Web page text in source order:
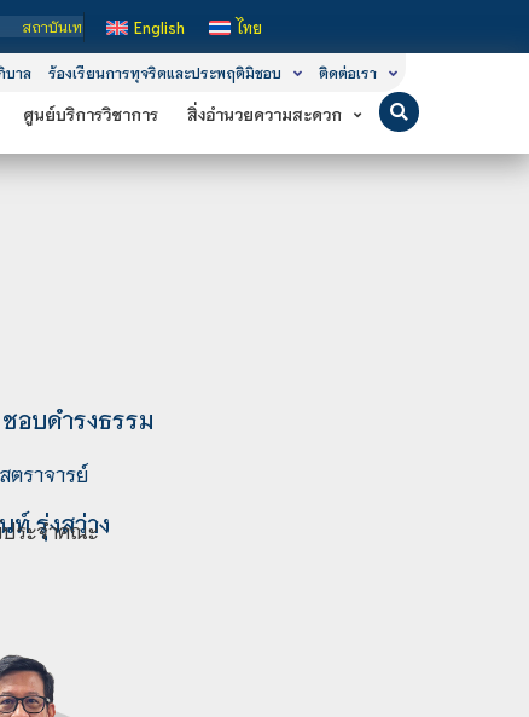
นเทคโนโลยีจิตรลดา เป็นสถาบันอุดมศึกษาในกำกับของรัฐ เปิดหลักสูตรการเรีย
English ไทย
บาล ร้องเรียนการทุจริตและประพฤติมิชอบ ติดต่อเรา
ศูนย์บริการวิชาการ สิ่งอำนวยความสะดวก
อบดำรงธรรม
ตราจารย์
ท์ รุ่งสว่าง
ระจำคณะ